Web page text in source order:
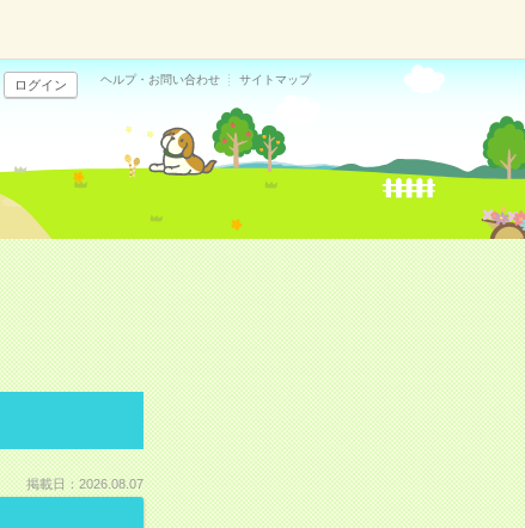
ログイン ヘルプ・お問い合わせ サイトマップ
掲載日：2026.08.07